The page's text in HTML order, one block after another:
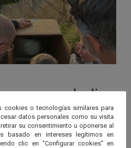
para el eclipse
el primero total en la
de un siglo
cookies o tecnologías similares para
datos personales como su visita
su consentimiento u oponerse al
basado en intereses legítimos en
clic en "Configurar cookies" en